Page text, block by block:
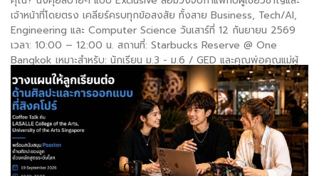
เจ้าหน้าที่โดยตรง เคลียร์ครบทุกข้อสงสัย ทั้งสาย Business, Tech/AI,
Engineering และ Computer Science วันเสาร์ที่ 12 กันยายน 2569
เวลา: 10:00 – 12:00 น. สถานที่: Starbucks Reserve @ One
Bangkok เหมาะสำหรับ: นักเรียน ม.3 - ม.6 / GED และคุณพ่อคุณแม่ผู้
ปกครอง ฟรี! เครื่องดื่ม Starbucks Reserve สำหรับผู้ลงทะเบียน
Exclusive Family Talk รับจำนวนจำกัดเพียง 6–8 . . .
อ่านต่อ >